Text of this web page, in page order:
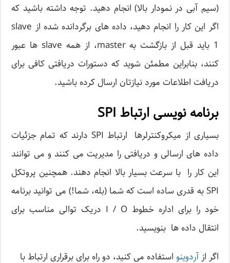
(سیم آبی در نمودار بالا) انجام دهید. توجه داشته باشید که
اگر این کار را انجام دهید، داده های برگردانده شده از slave
1 باید قبل از بازگشت به master، از همه slave ها عبور
کنند، بنابراین مطمئن شوید که دستورات دریافتی کافی برای
دریافت اطلاعات مورد نیازتان ارسال کرده باشید.
برنامه نویسی ارتباط SPI
بسیاری از میکروکنترلرها ارتباط SPI دارند که تمام جزئیات
داده های ارسالی و دریافتی را مدیریت می کنند و می توانند
این کار را با سرعت بسیار بالا انجام دهند. همچنین پروتکل
SPI به قدری ساده است که شما (بله، شما!) می توانید برنامه
خود را برای اداره خطوط I / O دریک توالی مناسب برای
انتقال داده ها بنویسید.
اگر ازآردوینو استفاده می کنید، دو راه برای برقراری ارتباط با